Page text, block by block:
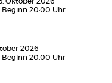
Beginn 20:00 Uhr
2026
Beginn 20:00 Uhr